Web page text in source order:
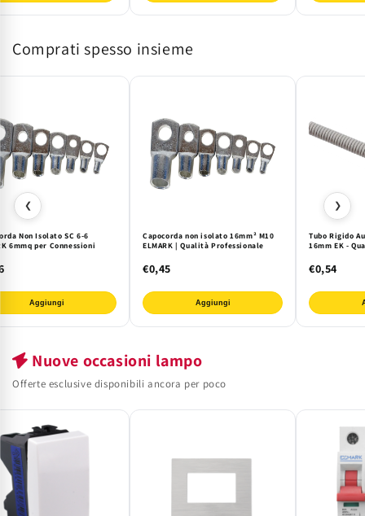
Comprati spesso insieme
❮
Non Isolato SC 6-6
6mmq per Connessioni
Aggiungi
Capocorda non isolato 16mm² M10
ELMARK | Qualità Professionale
€0,45
Aggiungi
Tubo Rigido
16mm EK -
€0,54
❯
Nuove occasioni lampo
Offerte esclusive disponibili ancora per poco